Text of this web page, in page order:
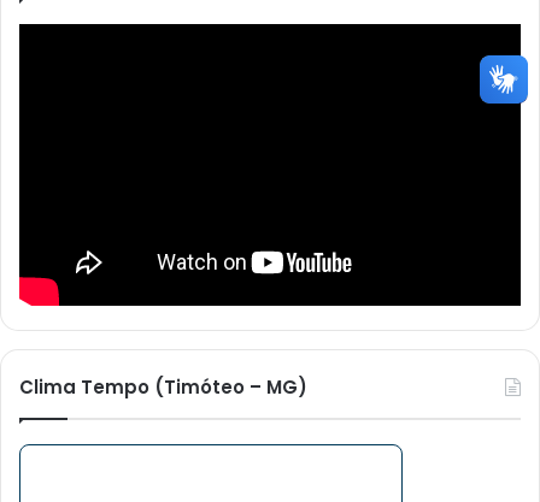
Clima Tempo (Timóteo – MG)